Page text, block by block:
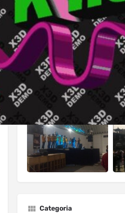
Lista de reclamaciones
Abrir
Galeria
Categoria